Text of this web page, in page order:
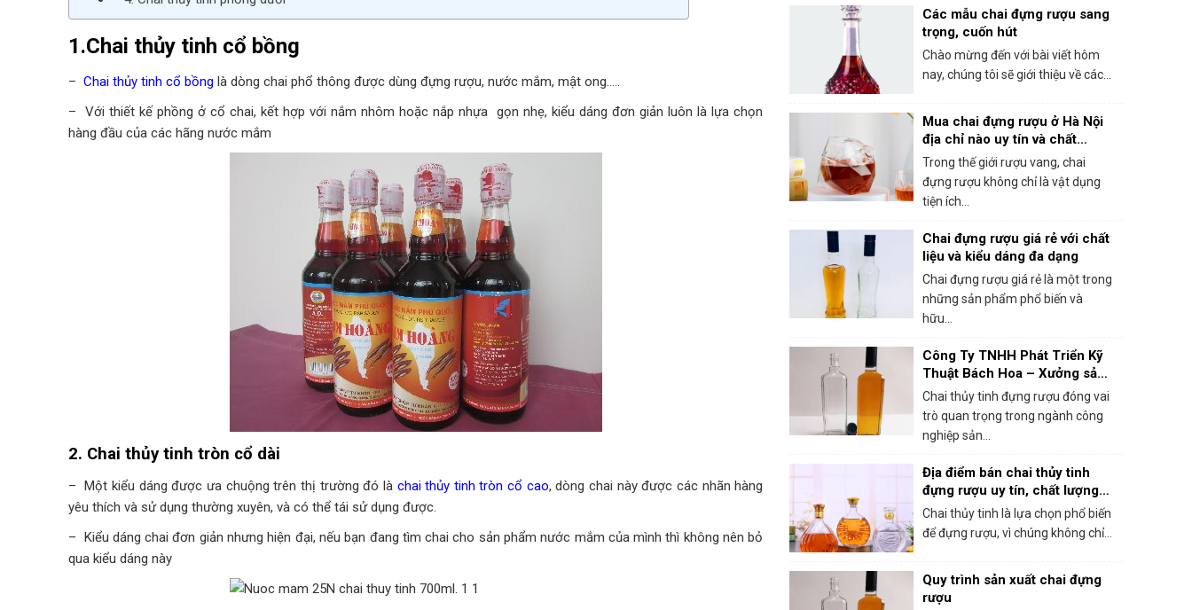
1.Chai thủy tinh cổ bồng
– Chai thủy tinh cổ bồng là dòng chai phổ thông được dùng đựng rượu, nước mắm, mật ong…..
– Với thiết kế phồng ở cổ chai, kết hợp với nắm nhôm hoặc nắp nhựa gọn nhẹ, kiểu dáng đơn giản luôn là lựa chọn
hàng đầu của các hãng nước mắm
2. Chai thủy tinh tròn cổ dài
– Một kiểu dáng được ưa chuộng trên thị trường đó là chai thủy tinh tròn cổ cao, dòng chai này được các nhãn hàng
yêu thích và sử dụng thường xuyên, và có thể tái sử dụng được.
– Kiểu dáng chai đơn giản nhưng hiện đại, nếu bạn đang tìm chai cho sản phẩm nước mắm của mình thì không nên bỏ
qua kiểu dáng này
Các mẫu chai đựng rượu sang
trọng, cuốn hút
Chào mừng đến với bài viết hôm
nay, chúng tôi sẽ giới thiệu về các...
Mua chai đựng rượu ở Hà Nội
địa chỉ nào uy tín và chất
lượng?
Trong thế giới rượu vang, chai
đựng rượu không chỉ là vật dụng
tiện ích...
Chai đựng rượu giá rẻ với chất
liệu và kiểu dáng đa dạng
Chai đựng rượu giá rẻ là một trong
những sản phẩm phổ biến và
hữu...
Công Ty TNHH Phát Triển Kỹ
Thuật Bách Hoa – Xưởng sản
xuất chai thủy tinh đựng rượu
chất lượng
Chai thủy tinh đựng rượu đóng vai
trò quan trọng trong ngành công
nghiệp sản...
Địa điểm bán chai thủy tinh
đựng rượu uy tín, chất lượng
tại Hà Nội
Chai thủy tinh là lựa chọn phổ biến
để đựng rượu, vì chúng không chỉ...
Quy trình sản xuất chai đựng
rượu